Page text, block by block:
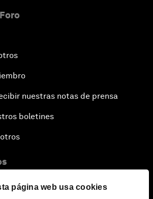
página web usa cookies
nuestras notas de prensa
boletines
el Foro